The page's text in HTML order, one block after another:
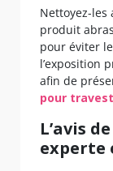
Nettoyez-les
produit
pour éviter
l’exposition
afin de
pour
L’avis
experte